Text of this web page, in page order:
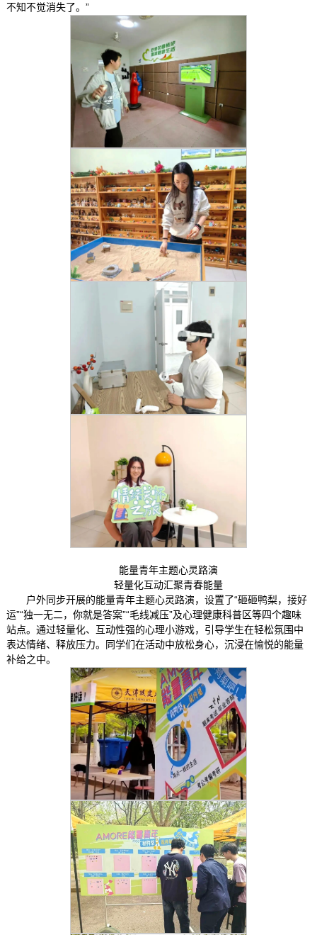
不知不觉消失了。”
能量青年主题心灵路演
轻量化互动汇聚青春能量
户外同步开展的能量青年主题心灵路演，设置了“砸砸鸭梨，接好
运”“独一无二，你就是答案”“毛线减压”及心理健康科普区等四个趣味
站点。通过轻量化、互动性强的心理小游戏，引导学生在轻松氛围中
表达情绪、释放压力。同学们在活动中放松身心，沉浸在愉悦的能量
补给之中。